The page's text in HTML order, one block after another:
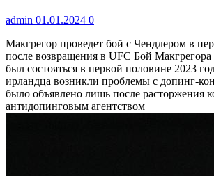
admin 01.01.2024 0
Макгрегор проведет бой с Чендлером в
после возвращения в UFC Бой
был состояться в первой половине 2023
ирландца возникли проблемы с допинг-
было объявлено лишь после расторжения
антидопинговым агентством